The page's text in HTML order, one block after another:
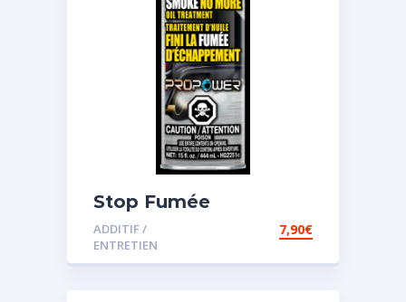
Stop Fumée
ADDITIF /
ENTRETIEN
7,90€